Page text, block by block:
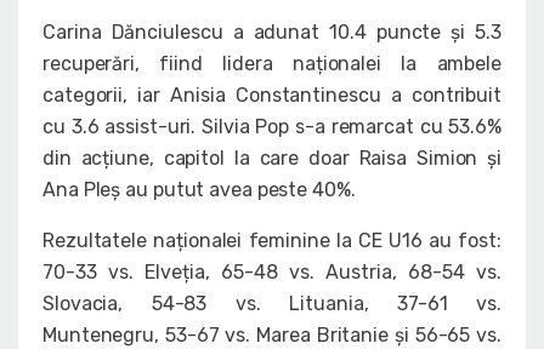
Carina Dănciulescu a adunat 10.4 puncte și 5.3
recuperări, fiind lidera naționalei la ambele
categorii, iar Anisia Constantinescu a contribuit
cu 3.6 assist-uri. Silvia Pop s-a remarcat cu 53.6%
din acțiune, capitol la care doar Raisa Simion și
Ana Pleș au putut avea peste 40%.
Rezultatele naționalei feminine la CE U16 au fost:
70-33 vs. Elveția, 65-48 vs. Austria, 68-54 vs.
Slovacia, 54-83 vs. Lituania, 37-61 vs.
Muntenegru, 53-67 vs. Marea Britanie și 56-65 vs.